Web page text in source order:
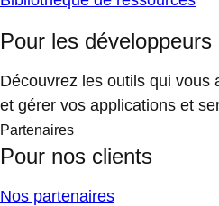
Pour les développeurs
Découvrez les outils qui vous
et gérer vos applications et
Partenaires
Pour nos clients
Nos partenaires